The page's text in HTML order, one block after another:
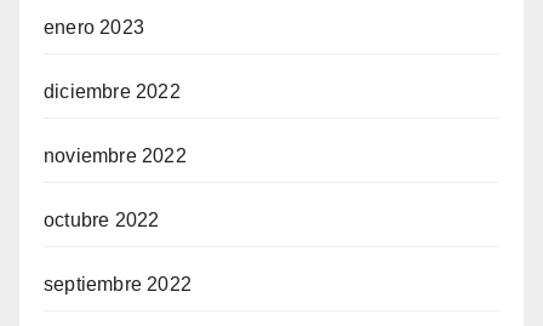
enero 2023
diciembre 2022
noviembre 2022
octubre 2022
septiembre 2022